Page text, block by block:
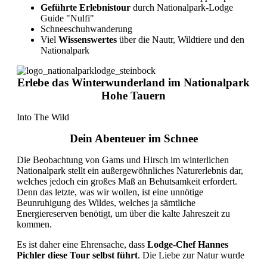
Geführte Erlebnistour durch Nationalpark-Lodge
Guide "Nulfi"
Schneeschuhwanderung
Viel Wissenswertes über die Nautr, Wildtiere und den
Nationalpark
Erlebe das Winterwunderland im Nationalpark
Hohe Tauern
Into The Wild
Dein Abenteuer im Schnee
Die Beobachtung von Gams und Hirsch im winterlichen
Nationalpark stellt ein außergewöhnliches Naturerlebnis dar,
welches jedoch ein großes Maß an Behutsamkeit erfordert.
Denn das letzte, was wir wollen, ist eine unnötige
Beunruhigung des Wildes, welches ja sämtliche
Energiereserven benötigt, um über die kalte Jahreszeit zu
kommen.
Es ist daher eine Ehrensache, dass Lodge-Chef Hannes
Pichler diese Tour selbst führt. Die Liebe zur Natur wurde